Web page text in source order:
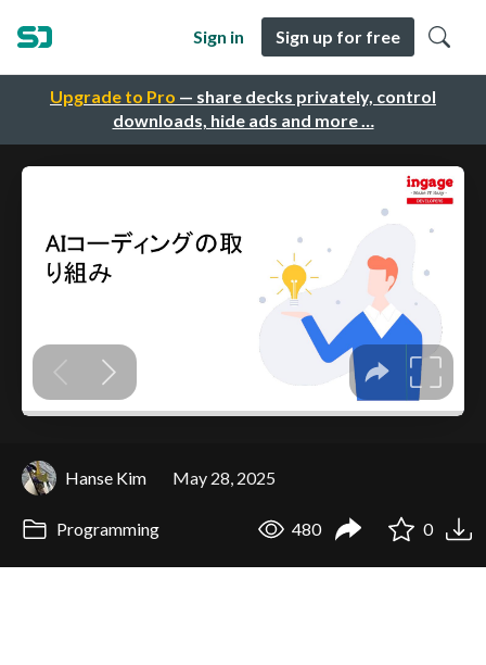
Upgrade to Pro — share decks privately, control
downloads, hide ads and more …
Sign in Sign up for free
Hanse Kim May 28, 2025
Programming 480 0